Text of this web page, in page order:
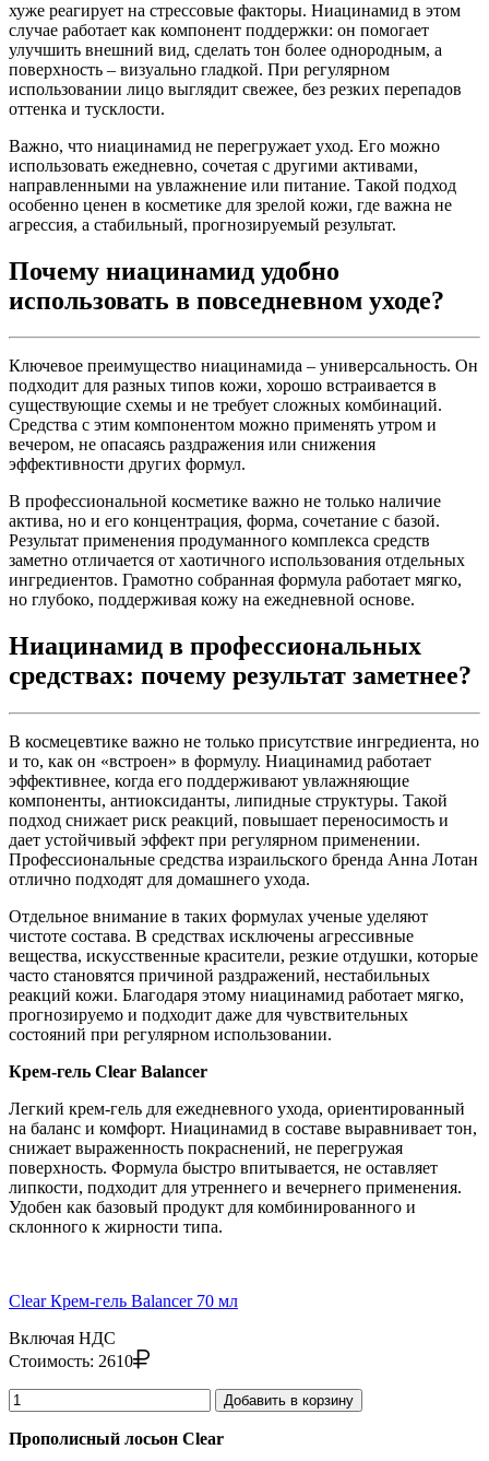
хуже реагирует на стрессовые факторы. Ниацинамид в этом
случае работает как компонент поддержки: он помогает
улучшить внешний вид, сделать тон более однородным, а
поверхность – визуально гладкой. При регулярном
использовании лицо выглядит свежее, без резких перепадов
оттенка и тусклости.
Важно, что ниацинамид не перегружает уход. Его можно
использовать ежедневно, сочетая с другими активами,
направленными на увлажнение или питание. Такой подход
особенно ценен в косметике для зрелой кожи, где важна не
агрессия, а стабильный, прогнозируемый результат.
Почему ниацинамид удобно
использовать в повседневном уходе?
Ключевое преимущество ниацинамида – универсальность. Он
подходит для разных типов кожи, хорошо встраивается в
существующие схемы и не требует сложных комбинаций.
Средства с этим компонентом можно применять утром и
вечером, не опасаясь раздражения или снижения
эффективности других формул.
В профессиональной косметике важно не только наличие
актива, но и его концентрация, форма, сочетание с базой.
Результат применения продуманного комплекса средств
заметно отличается от хаотичного использования отдельных
ингредиентов. Грамотно собранная формула работает мягко,
но глубоко, поддерживая кожу на ежедневной основе.
Ниацинамид в профессиональных
средствах: почему результат заметнее?
В космецевтике важно не только присутствие ингредиента, но
и то, как он «встроен» в формулу. Ниацинамид работает
эффективнее, когда его поддерживают увлажняющие
компоненты, антиоксиданты, липидные структуры. Такой
подход снижает риск реакций, повышает переносимость и
дает устойчивый эффект при регулярном применении.
Профессиональные средства израильского бренда Анна Лотан
отлично подходят для домашнего ухода.
Отдельное внимание в таких формулах ученые уделяют
чистоте состава. В средствах исключены агрессивные
вещества, искусственные красители, резкие отдушки, которые
часто становятся причиной раздражений, нестабильных
реакций кожи. Благодаря этому ниацинамид работает мягко,
прогнозируемо и подходит даже для чувствительных
состояний при регулярном использовании.
Крем-гель Clear Balancer
Легкий крем-гель для ежедневного ухода, ориентированный
на баланс и комфорт. Ниацинамид в составе выравнивает тон,
снижает выраженность покраснений, не перегружая
поверхность. Формула быстро впитывается, не оставляет
липкости, подходит для утреннего и вечернего применения.
Удобен как базовый продукт для комбинированного и
склонного к жирности типа.
Clear Крем-гель Balancer 70 мл
Включая НДС
Стоимость: 2610
Добавить в корзину
Прополисный лосьон Clear